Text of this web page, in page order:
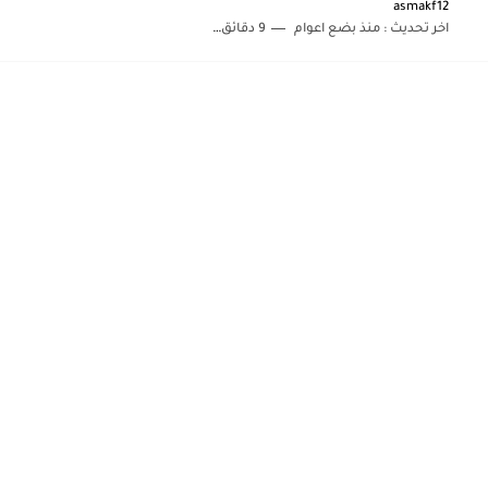
asmakf12
اخر تحديث :منذ بضع اعوام 9 دقائق للقراءة